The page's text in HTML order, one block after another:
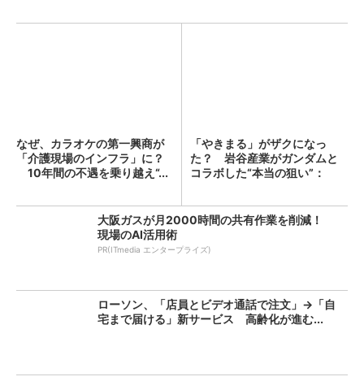
なぜ、カラオケの第一興商が
「介護現場のインフラ」に？
10年間の不遇を乗り越え“...
「やきまる」がザクになっ
た？ 岩谷産業がガンダムと
コラボした“本当の狙い”：
大阪ガスが月2000時間の共有作業を削減！
現場のAI活用術
PR(ITmedia エンタープライズ)
ローソン、「店員とビデオ通話で注文」→「自
宅まで届ける」新サービス 高齢化が進む...